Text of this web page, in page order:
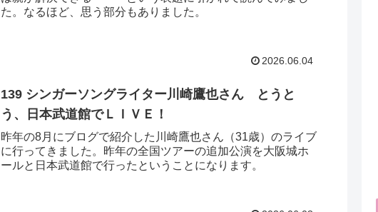
た。なるほど、思う部分もありました。
2026.06.04
139 シンガーソングライター川崎鷹也さん とうと
う、日本武道館でＬＩＶＥ！
昨年の8月にブログで紹介した川崎鷹也さん（31歳）のライブ
に行ってきました。昨年の全国ツアーの追加公演を大阪城ホ
ールと日本武道館で行ったということになります。